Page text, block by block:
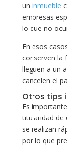
un inmueble
empresas
lo que no
En esos
conserven la
lleguen a un
cancelen el
Otros tips
Es
titularidad de
se realizan
por lo que